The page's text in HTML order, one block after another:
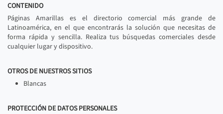
CONTENIDO
Páginas Amarillas es el directorio comercial más grande de
Latinoamérica, en el que encontrarás la solución que necesitas de
forma rápida y sencilla. Realiza tus búsquedas comerciales desde
cualquier lugar y dispositivo.
OTROS DE NUESTROS SITIOS
Blancas
PROTECCIÓN DE DATOS PERSONALES